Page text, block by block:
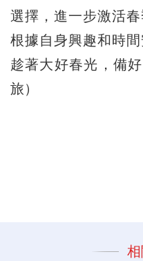
選擇，進一步激活
根據自身興趣和時
趁著大好春光，備
旅）